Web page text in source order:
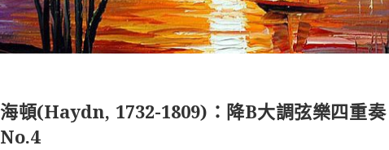
海頓(Haydn, 1732-1809)：降B大調弦樂四重
No.4